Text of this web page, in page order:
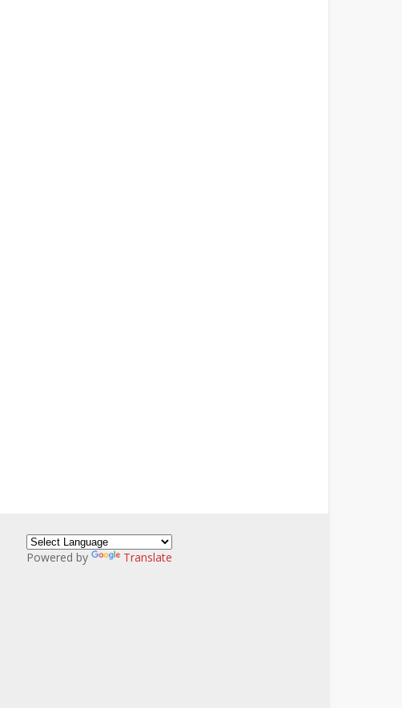
Powered by Translate